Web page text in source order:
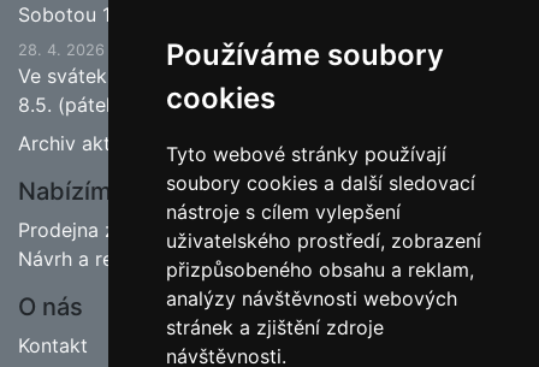
Používáme soubory
cookies
Tyto webové stránky používají
soubory cookies a další sledovací
nástroje s cílem vylepšení
uživatelského prostředí, zobrazení
přizpůsobeného obsahu a reklam,
analýzy návštěvnosti webových
stránek a zjištění zdroje
návštěvnosti.
Sobotou 13.6.2026 bude ukončena jarní sezona.
28. 4. 2026
Ve svátek 1.5. (pátek) bude naše prodejna zavřena a
8.5. (pátek) bude otevřeno.
Archiv aktualit
Nabízíme
Prodejna zahradnictví
Návrh a realizace zahrad
O nás
Kontakt